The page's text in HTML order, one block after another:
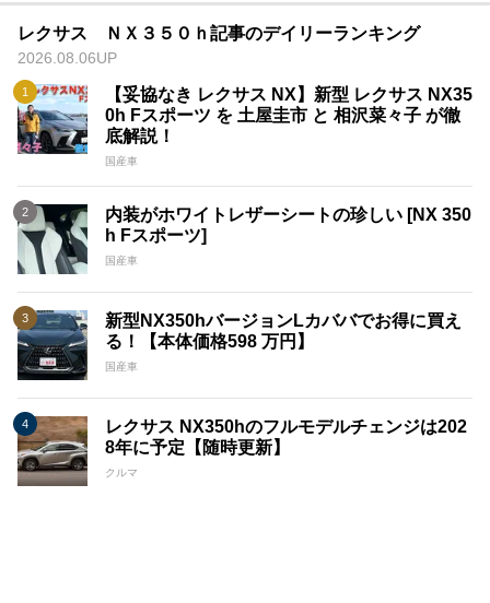
レクサス ＮＸ３５０ｈ記事のデイリーランキング
2026.08.06UP
【妥協なき レクサス NX】新型 レクサス NX35
0h Fスポーツ を 土屋圭市 と 相沢菜々子 が徹
底解説！
国産車
内装がホワイトレザーシートの珍しい [NX 350
h Fスポーツ]
国産車
新型NX350hバージョンLカババでお得に買え
る！【本体価格598 万円】
国産車
レクサス NX350hのフルモデルチェンジは202
8年に予定【随時更新】
クルマ